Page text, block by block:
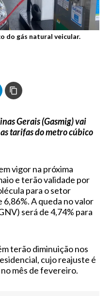
do gás natural veicular.
Gerais (Gasmig) vai
tarifas do metro cúbico
vigor na próxima
e terão validade por
para o setor
A queda no valor
será de 4,74% para
terão diminuição nos
cujo reajuste é
mês de fevereiro.